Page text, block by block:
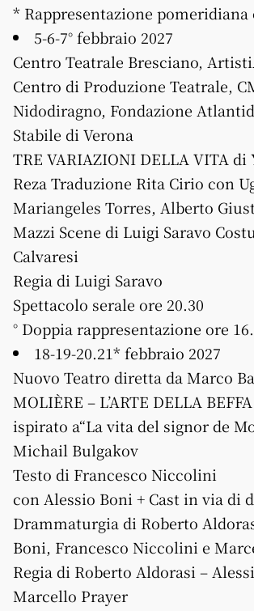
* Rappresentazione pomeridiana
5-6-7° febbraio 2027
Centro Teatrale Bresciano,
Centro di Produzione Teatrale,
Nidodiragno, Fondazione
Stabile di Verona
TRE VARIAZIONI DELLA VITA di
Reza Traduzione Rita Cirio con
Mariangeles Torres, Alberto
Mazzi Scene di Luigi Saravo
Calvaresi
Regia di Luigi Saravo
Spettacolo serale ore 20.30
° Doppia rappresentazione ore
18-19-20.21* febbraio 2027
Nuovo Teatro diretta da Marco
MOLIÈRE – L’ARTE DELLA
ispirato a“La vita del signor de
Michail Bulgakov
Testo di Francesco Niccolini
con Alessio Boni + Cast in via di
Drammaturgia di Roberto
Boni, Francesco Niccolini e
Regia di Roberto Aldorasi –
Marcello Prayer